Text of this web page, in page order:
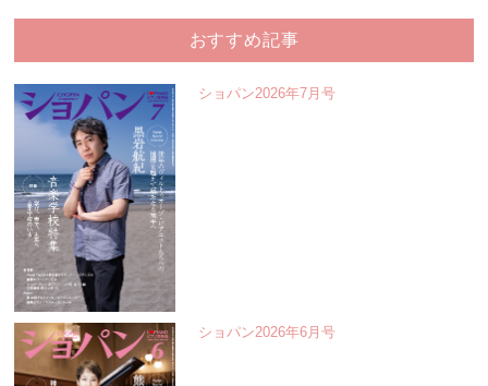
おすすめ記事
ショパン2026年7月号
ショパン2026年6月号